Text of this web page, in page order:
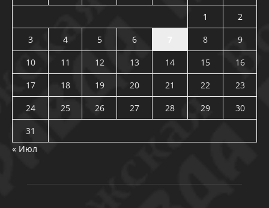
1
2
3
4 5 6 8
9
10
11 12 13 14 15
16
17
18 19 20 21 22
23
24
25 26 27 28 29
30
31
« Июл